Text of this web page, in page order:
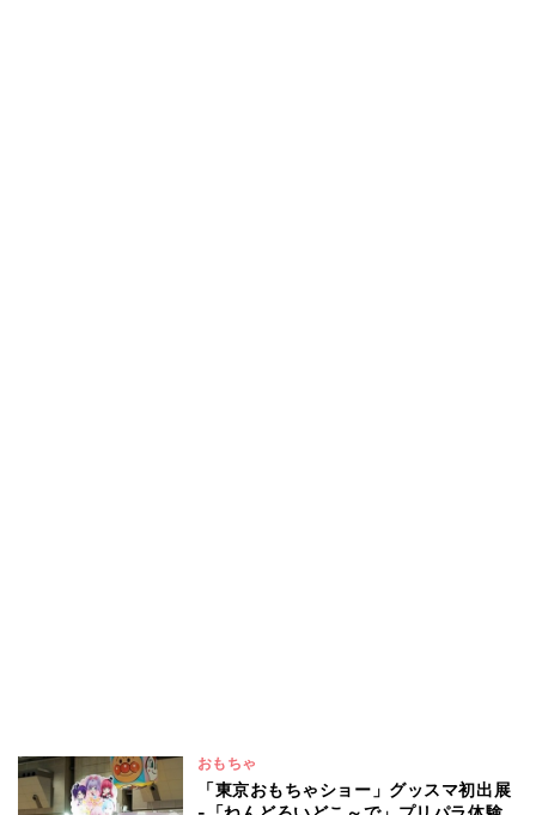
おもちゃ
「東京おもちゃショー」グッスマ初出展